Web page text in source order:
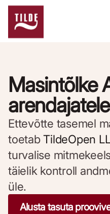
Masintõlke
arendajatele
Ettevõtte tasemel
toetabTildeOpen
turvalise
täielik kontroll
üle.
Alusta tasuta